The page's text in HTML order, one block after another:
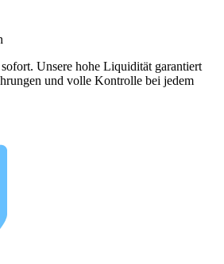
Unsere hohe Liquidität garantiert
und volle Kontrolle bei jedem